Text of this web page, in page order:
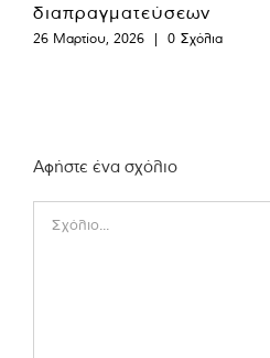
διαπραγματεύσεων
26 Μαρτίου, 2026 | 0 Σχόλια
Αφήστε ένα σχόλιο